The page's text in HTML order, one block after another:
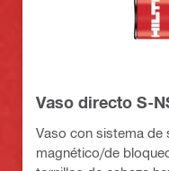
Vaso directo S-
Vaso con sistema de
magnético/de